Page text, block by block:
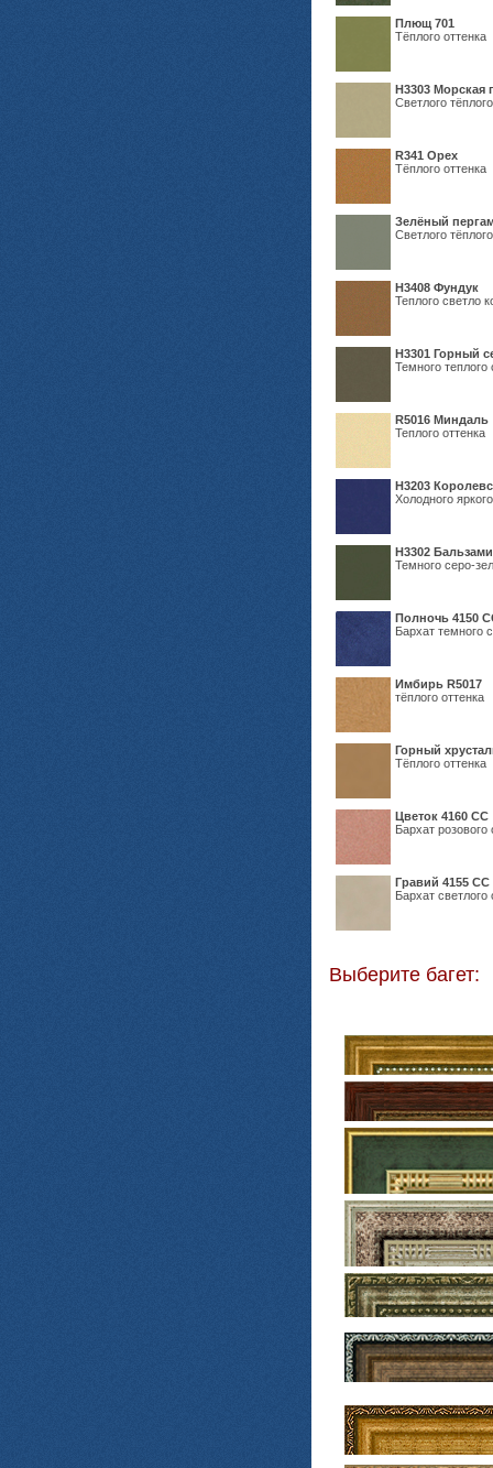
Плющ 701
Тёплого оттенка
H3303 Морская
Светлого
R341 Орех
Тёплого оттенка
Зелёный
Светлого
Н3408 Фундук
Теплого светло
Н3301 Горный
Темного теплого
R5016 Миндаль
Теплого оттенка
Н3203
Холодного
Н3302
Темного серо-
Полночь 4150
Бархат темного
Имбирь R5017
тёплого оттенка
Горный
Тёплого оттенка
Цветок 4160 СС
Бархат розового
Гравий 4155 СС
Бархат светлого
Выберите багет: